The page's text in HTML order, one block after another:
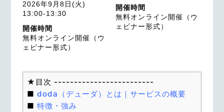
2026年9月8日(火)
13:00-13:30
開催時間
無料オンライン開催（ウ
ェビナー形式）
開催時間
無料オンライン開催（ウ
ェビナー形式）
doda（デューダ）とは｜サービスの概要
特徴・強み